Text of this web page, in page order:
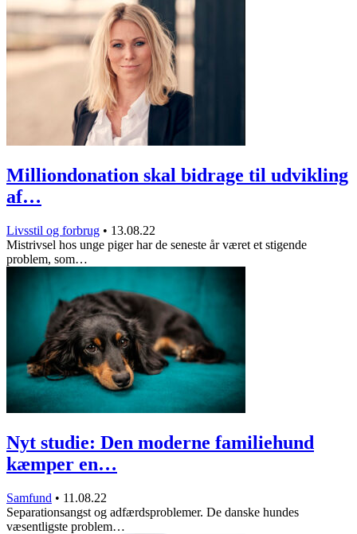
Milliondonation skal bidrage til udvikling
af…
Livsstil og forbrug • 13.08.22
Mistrivsel hos unge piger har de seneste år været et stigende
problem, som…
Nyt studie: Den moderne familiehund
kæmper en…
Samfund • 11.08.22
Separationsangst og adfærdsproblemer. De danske hundes
væsentligste problem…